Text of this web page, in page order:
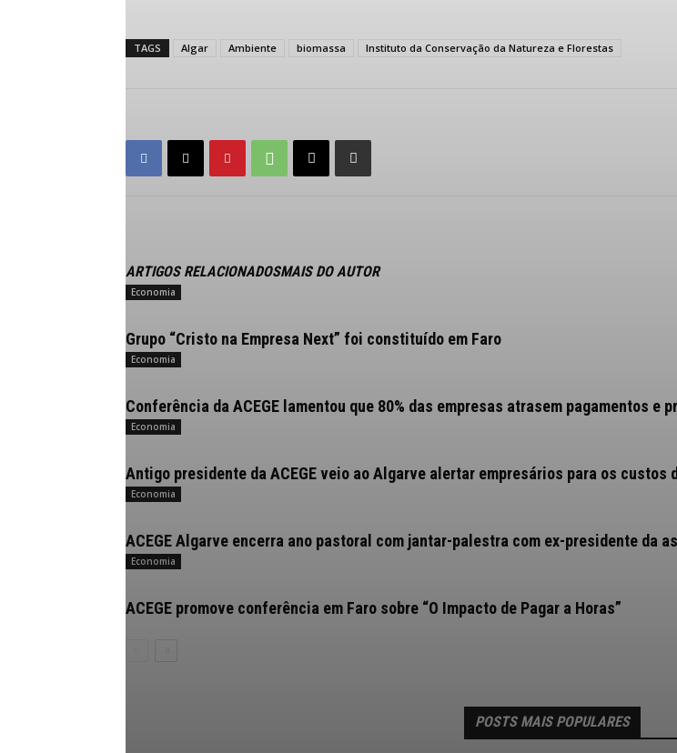
TAGS Algar Ambiente biomassa Instituto da Conservação da Natureza e Florestas
ARTIGOS RELACIONADOSMAIS DO AUTOR
Economia
Grupo “Cristo na Empresa Next” foi constituído em Faro
Economia
Conferência da ACEGE lamentou que 80% das empresas atrasem pagamentos e
Economia
Antigo presidente da ACEGE veio ao Algarve alertar empresários para os custos
Economia
ACEGE Algarve encerra ano pastoral com jantar-palestra com ex-presidente da
Economia
ACEGE promove conferência em Faro sobre “O Impacto de Pagar a Horas”
POSTS MAIS POPULARES